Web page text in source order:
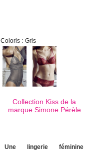
Coloris : Gris
Collection Kiss de la
marque Simone Pérèle
Une lingerie féminine